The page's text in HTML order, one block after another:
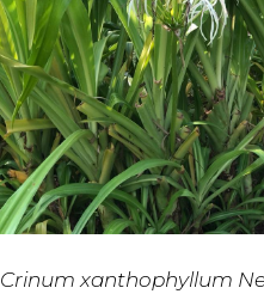
Crinum xanthophyllum